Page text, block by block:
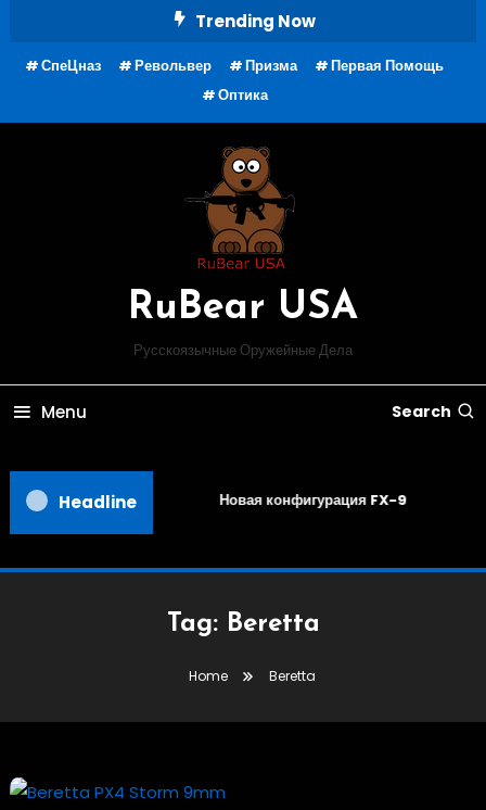
Content
Trending Now
СпеЦназ Револьвер Призма
Первая Помощь
Оптика
RuBear USA
Русскоязычные Оружейные Дела
Menu Search
Headline Новая конфигурация FX-9
Tag: Beretta
Home Beretta